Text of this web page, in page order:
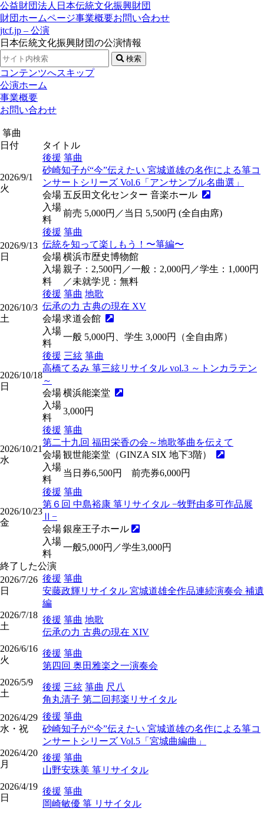
公益財団法人日本伝統文化振興財団
財団ホームページ事業概要お問い合わせ
jtcf.jp – 公演
日本伝統文化振興財団の公演情報
検索
コンテンツへスキップ
公演ホーム
事業概要
お問い合わせ
箏曲
日付
タイトル
2026/9/1
火
後援 箏曲
砂崎知子が“今”伝えたい 宮城道雄の名作による箏コ
ンサートシリーズ Vol.6「アンサンブル名曲選」
会場 五反田文化センター 音楽ホール
入場
料
前売 5,000円／当日 5,500円 (全自由席)
2026/9/13
日
後援 箏曲
伝統を知って楽しもう！〜箏編〜
会場横浜市歴史博物館
入場
料
親子：2,500円／一般：2,000円／学生：1,000円
／未就学児：無料
2026/10/3
土
後援 箏曲 地歌
伝承の力 古典の現在 XV
会場求道会館
入場
料
一般 5,000円、学生 3,000円（全自由席）
2026/10/18
日
後援 三絃 箏曲
高橋てるみ 箏三絃リサイタル vol.3 ～トンカラテン
～
会場横浜能楽堂
入場
料
3,000円
2026/10/21
水
後援 箏曲
第二十九回 福田栄香の会～地歌筝曲を伝えて
会場観世能楽堂（GINZA SIX 地下3階）
入場
料
当日券6,500円 前売券6,000円
2026/10/23
金
後援 箏曲
第６回 中島裕康 箏リサイタル −牧野由多可作品展
Ⅱ−
会場銀座王子ホール
入場
料
一般5,000円／学生3,000円
終了した公演
2026/7/26
日
後援 箏曲
安藤政輝リサイタル 宮城道雄全作品連続演奏会 補遺
編
2026/7/18
土
後援 箏曲 地歌
伝承の力 古典の現在 XIV
2026/6/16
火
後援 箏曲
第四回 奥田雅楽之一演奏会
2026/5/9
土
後援 三絃 箏曲 尺八
角丸清子 第二回邦楽リサイタル
2026/4/29
水・祝
後援 箏曲
砂崎知子が“今”伝えたい 宮城道雄の名作による箏コ
ンサートシリーズ Vol.5「宮城曲編曲」
2026/4/20
月
後援 箏曲
山野安珠美 箏リサイタル
2026/4/19
日
後援 箏曲
岡崎敏優 箏 リサイタル